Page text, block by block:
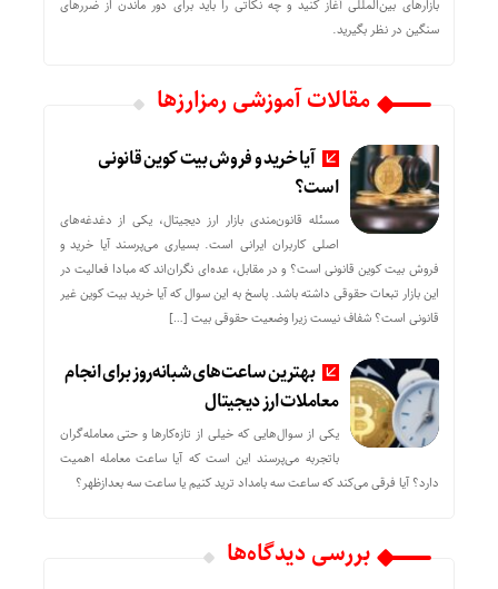
بازارهای بین‌المللی آغاز کنید و چه نکاتی را باید برای دور ماندن از ضررهای
سنگین در نظر بگیرید.
مقالات آموزشی رمزارزها
آیا خرید و فروش بیت کوین قانونی
است؟
مسئله قانون‌مندی بازار ارز دیجیتال، یکی از دغدغه‌های
اصلی کاربران ایرانی است. بسیاری می‌پرسند آیا خرید و
فروش بیت کوین قانونی است؟ و در مقابل، عده‌ای نگران‌اند که مبادا فعالیت در
این بازار تبعات حقوقی داشته باشد. پاسخ به این سوال که آیا خرید بیت کوین غیر
قانونی است؟ شفاف نیست زیرا وضعیت حقوقی بیت‌ […]
بهترین ساعت‌های شبانه‌روز برای انجام
معاملات ارز دیجیتال
یکی از سوال‌هایی که خیلی از تازه‌کارها و حتی معامله‌گران
باتجربه می‌پرسند این است که آیا ساعت معامله اهمیت
دارد؟ آیا فرقی می‌کند که ساعت سه بامداد ترید کنیم یا ساعت سه بعدازظهر؟
بررسی دیدگاه‌ها